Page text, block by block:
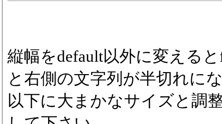
縦幅をdefault以外に変える
と右側の文字列が半切れに
以下に大まかなサイズと調